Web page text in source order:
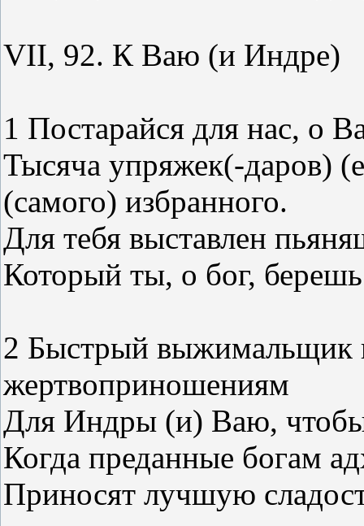
VII, 92. К Ваю (и Индре)
1 Постарайся для нас, о
Тысяча упряжек(-даров)
(самого) избранного.
Для тебя выставлен
Который ты, о бог,
2 Быстрый выжимальщик
жертвоприношениям
Для Индры (и) Ваю,
Когда преданные богам
Приносят лучшую